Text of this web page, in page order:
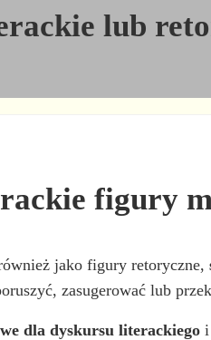
lub
figury
jako figury retoryczne,
zasugerować lub
dla dyskursu literackiego i